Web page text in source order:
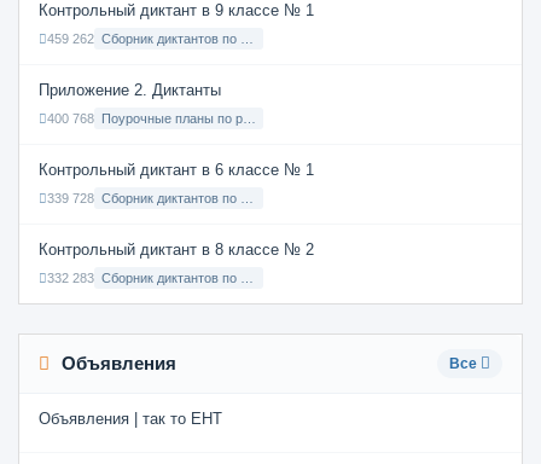
Контрольный диктант в 9 классе № 1
459 262
Приложение 2. Диктанты
400 768
Контрольный диктант в 6 классе № 1
339 728
Контрольный диктант в 8 классе № 2
332 283
Объявления Все
Объявления | так то ЕНТ